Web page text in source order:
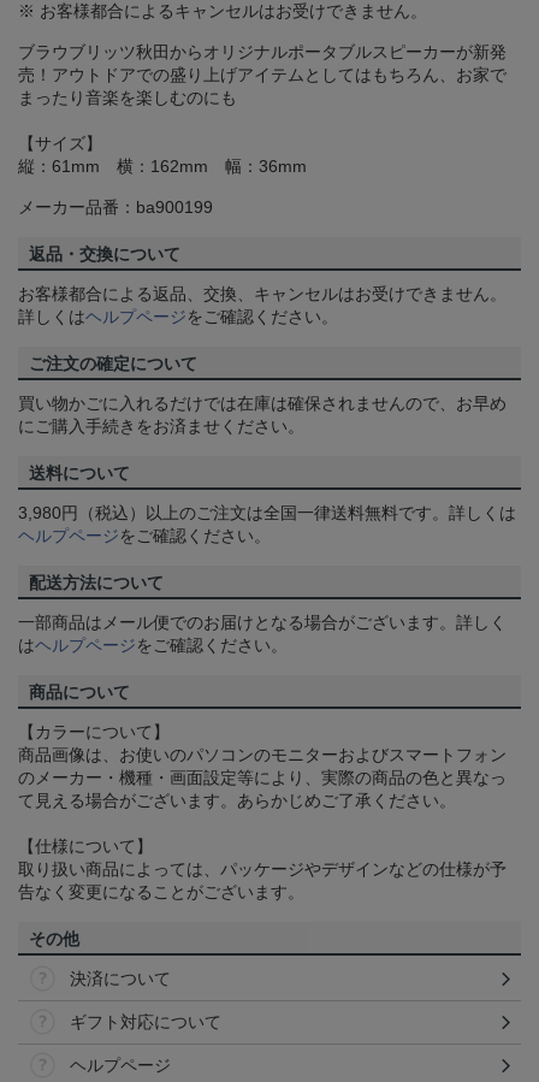
※ お客様都合によるキャンセルはお受けできません。
ブラウブリッツ秋田からオリジナルポータブルスピーカーが新発
売！アウトドアでの盛り上げアイテムとしてはもちろん、お家で
まったり音楽を楽しむのにも
【サイズ】
縦：61mm 横：162mm 幅：36mm
メーカー品番：ba900199
返品・交換について
お客様都合による返品、交換、キャンセルはお受けできません。
詳しくはヘルプページをご確認ください。
ご注文の確定について
買い物かごに入れるだけでは在庫は確保されませんので、お早め
にご購入手続きをお済ませください。
送料について
3,980円（税込）以上のご注文は全国一律送料無料です。詳しくは
ヘルプページをご確認ください。
配送方法について
一部商品はメール便でのお届けとなる場合がございます。詳しく
はヘルプページをご確認ください。
商品について
【カラーについて】
商品画像は、お使いのパソコンのモニターおよびスマートフォン
のメーカー・機種・画面設定等により、実際の商品の色と異なっ
て見える場合がございます。あらかじめご了承ください。
【仕様について】
取り扱い商品によっては、パッケージやデザインなどの仕様が予
告なく変更になることがございます。
その他
決済について
ギフト対応について
ヘルプページ